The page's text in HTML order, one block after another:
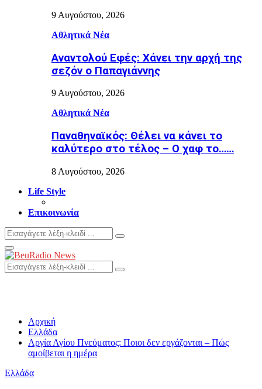
9 Αυγούστου, 2026
Αθλητικά Νέα
Αναντολού Εφές: Χάνει την αρχή της
σεζόν ο Παπαγιάννης
9 Αυγούστου, 2026
Αθλητικά Νέα
Παναθηναϊκός: Θέλει να κάνει το
καλύτερο στο τέλος – Ο χαφ το……
8 Αυγούστου, 2026
Life Style
Επικοινωνία
Search
for:
Search
Primary
Menu
Search
for:
Search
Αρχική
Ελλάδα
Αργία Αγίου Πνεύματος: Ποιοι δεν εργάζονται – Πώς
αμοίβεται η ημέρα
Ελλάδα